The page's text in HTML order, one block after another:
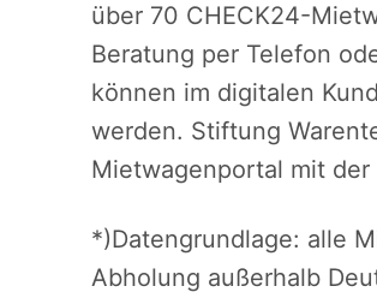
über 70 CHECK24-
Beratung per Telefon
können im digitalen
werden. Stiftung
Mietwagenportal mit der
*)Datengrundlage: alle
Abholung außerhalb